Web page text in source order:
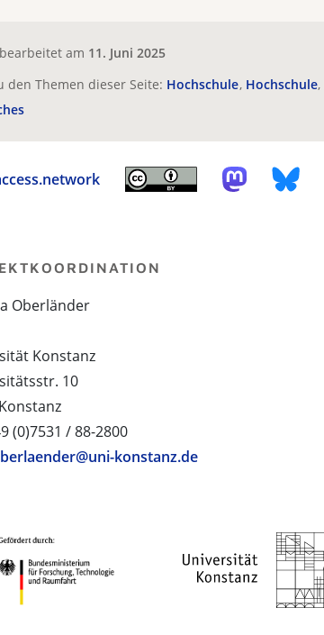
am 11. Juni 2025
den Themen dieser Seite: Hochschule Hochschule
Oberländer
Konstanz
10
(0)7531 / 88-2800
konstanz.de